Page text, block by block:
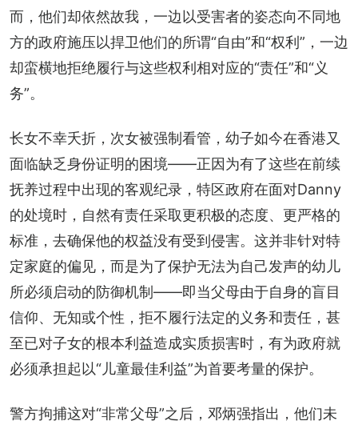
而，他们却依然故我，一边以受害者的姿态向不同地
方的政府施压以捍卫他们的所谓“自由”和“权利”，一边
却蛮横地拒绝履行与这些权利相对应的“责任”和“义
务”。
长女不幸夭折，次女被强制看管，幼子如今在香港又
面临缺乏身份证明的困境——正因为有了这些在前续
抚养过程中出现的客观纪录，特区政府在面对Danny
的处境时，自然有责任采取更积极的态度、更严格的
标准，去确保他的权益没有受到侵害。这并非针对特
定家庭的偏见，而是为了保护无法为自己发声的幼儿
所必须启动的防御机制——即当父母由于自身的盲目
信仰、无知或个性，拒不履行法定的义务和责任，甚
至已对子女的根本利益造成实质损害时，有为政府就
必须承担起以“儿童最佳利益”为首要考量的保护。
警方拘捕这对“非常父母”之后，邓炳强指出，他们未